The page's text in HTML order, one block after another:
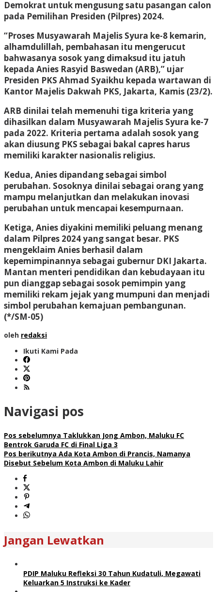
Demokrat untuk mengusung satu pasangan calon
pada Pemilihan Presiden (Pilpres) 2024.
“Proses Musyawarah Majelis Syura ke-8 kemarin,
alhamdulillah, pembahasan itu mengerucut
bahwasanya sosok yang dimaksud itu jatuh
kepada Anies Rasyid Baswedan (ARB),” ujar
Presiden PKS Ahmad Syaikhu kepada wartawan di
Kantor Majelis Dakwah PKS, Jakarta, Kamis (23/2).
ARB dinilai telah memenuhi tiga kriteria yang
dihasilkan dalam Musyawarah Majelis Syura ke-7
pada 2022. Kriteria pertama adalah sosok yang
akan diusung PKS sebagai bakal capres harus
memiliki karakter nasionalis religius.
Kedua, Anies dipandang sebagai simbol
perubahan. Sosoknya dinilai sebagai orang yang
mampu melanjutkan dan melakukan inovasi
perubahan untuk mencapai kesempurnaan.
Ketiga, Anies diyakini memiliki peluang menang
dalam Pilpres 2024 yang sangat besar. PKS
mengeklaim Anies berhasil dalam
kepemimpinannya sebagai gubernur DKI Jakarta.
Mantan menteri pendidikan dan kebudayaan itu
pun dianggap sebagai sosok pemimpin yang
memiliki rekam jejak yang mumpuni dan menjadi
simbol perubahan kemajuan pembangunan.
(*/SM-05)
oleh redaksi
Ikuti Kami Pada
Navigasi pos
Pos sebelumnya Taklukkan Jong Ambon, Maluku FC
Bentrok Garuda FC di Final Liga 3
Pos berikutnya Ada Kota Ambon di Prancis, Namanya
Disebut Sebelum Kota Ambon di Maluku Lahir
Jangan Lewatkan
PDIP Maluku Refleksi 30 Tahun Kudatuli, Megawati
Keluarkan 5 Instruksi ke Kader